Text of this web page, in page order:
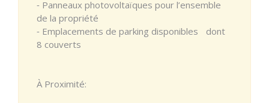
⁃ Panneaux photovoltaïques pour l’ensemble
de la propriété
⁃ Emplacements de parking disponibles dont
8 couverts
À Proximité: